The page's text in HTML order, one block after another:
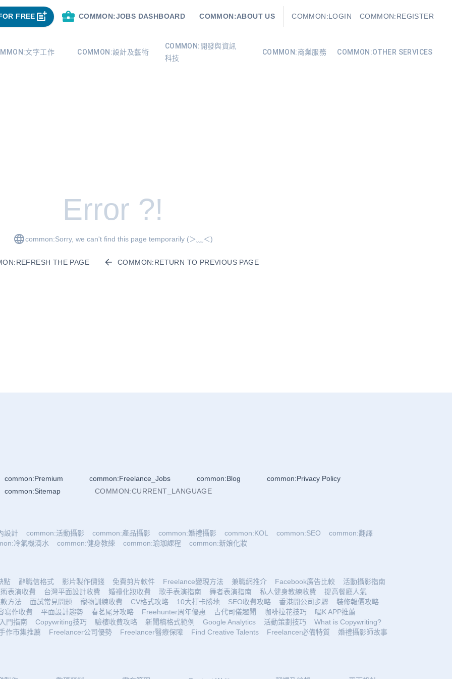
FREE COMMON:JOBS DASHBOARD COMMON:ABOUT US COMMON:LOGIN COMMON:REGISTER
文字工作 COMMON:設計及藝術
COMMON:開發與資訊
科技
COMMON:商業服務 COMMON:OTHER SERVICES
Error ?!
common:Sorry, we can't find this page temporarily (＞﹏＜)
THE PAGE COMMON:RETURN TO PREVIOUS PAGE
common:Premium common:Freelance_Jobs common:Blog
common:Privacy Policy
common:Sitemap
COMMON:CURRENT_LANGUAGE
設計 common:活動攝影 common:產品攝影 common:婚禮攝影 common:KOL common:SEO
common:翻譯
冷氣機滴水
common:健身教練 common:瑜珈課程 common:新娘化妝
點 辭職信格式 影片製作價錢 免費剪片軟件 Freelance變現方法 兼職網推介 Facebook廣告比較
活動攝影指南
表演收費
台灣平面設計收費 婚禮化妝收費 歌手表演指南 舞者表演指南 私人健身教練收費
提高餐廳人氣
方法
面試常見問題 寵物訓練收費 CV格式攻略 10大打卡勝地 SEO收費攻略 香港開公司步驟
裝修報價攻略
寫作收費
平面設計趨勢 春茗尾牙攻略 Freehunter周年優惠 古代司儀趣聞 咖啡拉花技巧
唱K APP推薦
門指南
Copywriting技巧 驗樓收費攻略 新聞稿格式範例 Google Analytics 活動策劃技巧
What is Copywriting?
作市集推薦
Freelancer公司優勢 Freelancer醫療保障 Find Creative Talents Freelancer必備特質 婚禮攝影師故事